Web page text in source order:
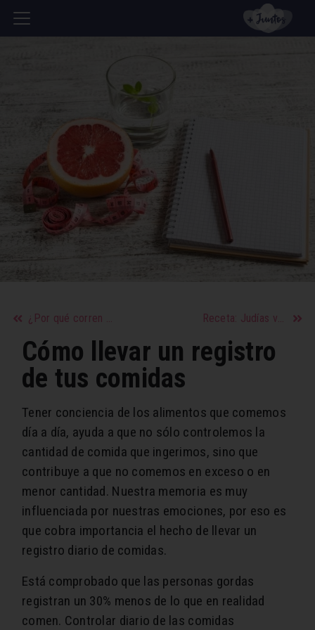
¿Por qué corren las mujeres? Receta: Judías verdes con papas
Cómo llevar un registro
de tus comidas
Tener conciencia de los alimentos que comemos
día a día, ayuda a que no sólo controlemos la
cantidad de comida que ingerimos, sino que
contribuye a que no comemos en exceso o en
menor cantidad. Nuestra memoria es muy
influenciada por nuestras emociones, por eso es
que cobra importancia el hecho de llevar un
registro diario de comidas.
Está comprobado que las personas gordas
registran un 30% menos de lo que en realidad
comen. Controlar diario de las comidas